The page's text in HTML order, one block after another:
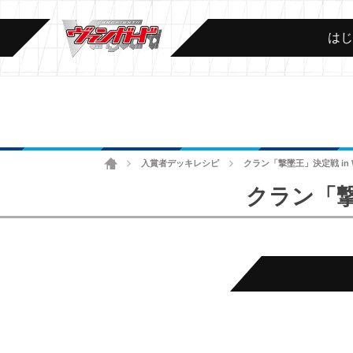
は
ホーム 入賞者デッキレシピ クラン「撃墜王」決定戦 in
クラン「